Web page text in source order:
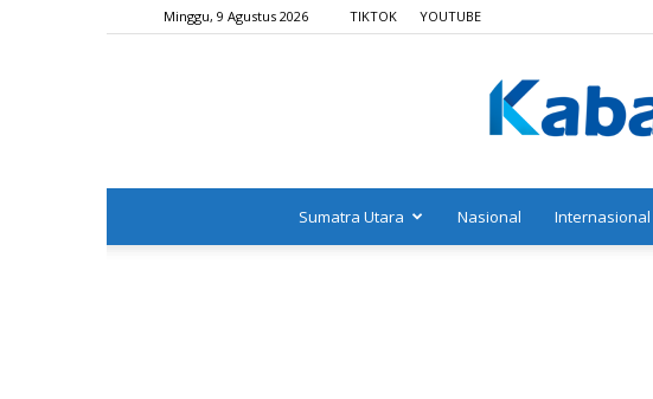
Minggu, 9 Agustus 2026 TIKTOK YOUTUBE
Sumatra Utara Nasional Internasional